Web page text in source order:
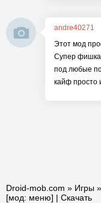
andre40271
Этот мод
Супер фишка
под любые
кайф просто
Droid-mob.com » Игры »
[мод: меню] | Скачать